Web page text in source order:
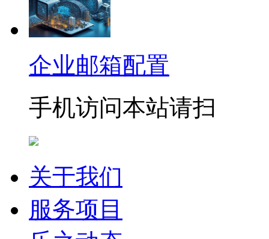
企业邮箱配置
手机访问本站请扫
关于我们
服务项目